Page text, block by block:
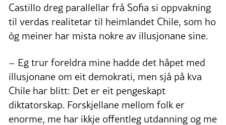
Castillo dreg parallellar frå Sofia si oppvakning
til verdas realitetar til heimlandet Chile, som ho
òg meiner har mista nokre av illusjonane sine.
– Eg trur foreldra mine hadde det håpet med
illusjonane om eit demokrati, men sjå på kva
Chile har blitt: Det er eit pengeskapt
diktatorskap. Forskjellane mellom folk er
enorme, me har ikkje offentleg utdanning og me